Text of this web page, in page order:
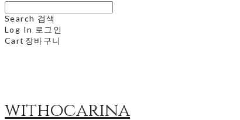
Search 검색
Log In 로그인
Cart 장바구니
withocarina